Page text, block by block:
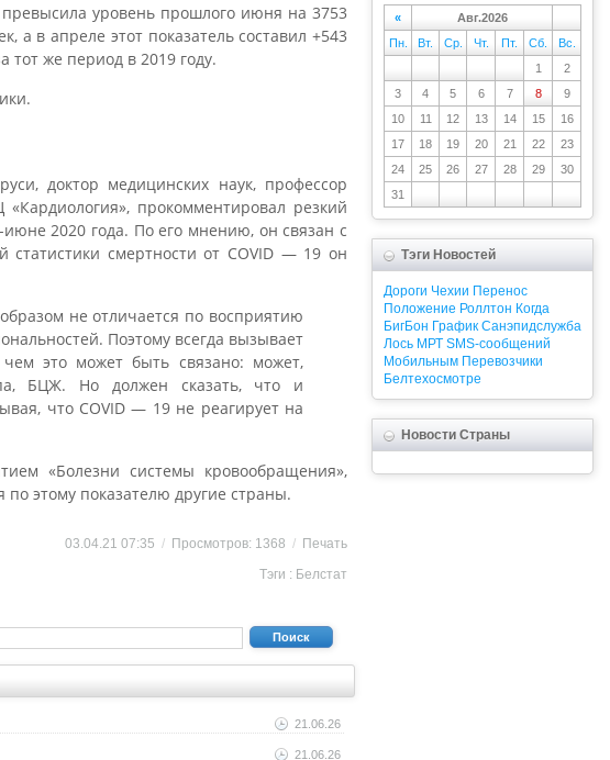
уровень прошлого июня на 3753
а в апреле этот показатель составил +543
же период в 2019 году.
доктор медицинских наук, профессор
прокомментировал резкий
2020 года. По его мнению, он связан с
статистики смертности от COVID — 19 он
не отличается по восприятию
Поэтому всегда вызывает
это может быть связано: может,
БЦЖ. Но должен сказать, что и
что COVID — 19 не реагирует на
«Болезни системы кровообращения»,
по этому показателю другие страны.
03.04.21 07:35 / Просмотров: 1368 / Печать
Тэги : Белстат
Поиск
21.06.26
21.06.26
«
Авг.2026
Пн.
Вт. Ср. Чт. Пт. Сб.
Вс.
1
2
3
4 5 6 7 8
9
10
11 12 13 14 15
16
17
18 19 20 21 22
23
24
25 26 27 28 29
30
31
Тэги Новостей
Дороги Чехии Перенос
Положение Роллтон Когда
БигБон График Санэпидслужба
Лось МРТ SMS-сообщений
Мобильным Перевозчики
Белтехосмотре
Новости Страны